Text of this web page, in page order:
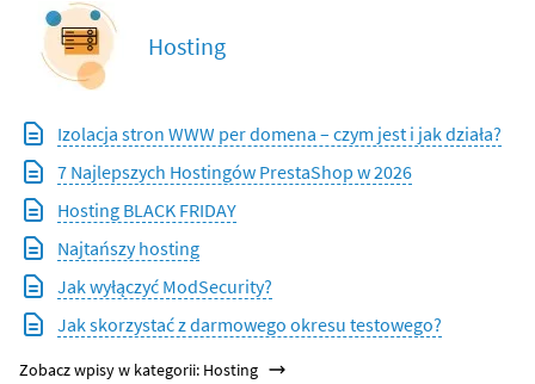
Hosting
Izolacja stron WWW per domena – czym jest i jak działa?
7 Najlepszych Hostingów PrestaShop w 2026
Hosting BLACK FRIDAY
Najtańszy hosting
Jak wyłączyć ModSecurity?
Jak skorzystać z darmowego okresu testowego?
Zobacz wpisy w kategorii: Hosting